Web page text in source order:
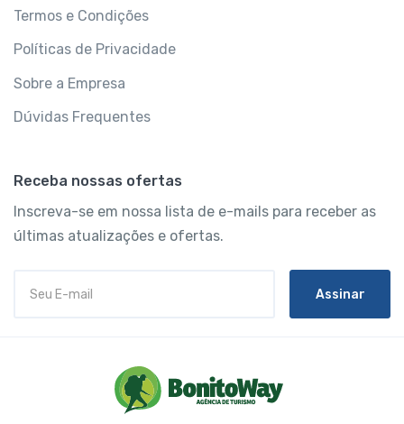
Termos e Condições
Políticas de Privacidade
Sobre a Empresa
Dúvidas Frequentes
Receba nossas ofertas
Inscreva-se em nossa lista de e-mails para receber as
últimas atualizações e ofertas.
Assinar